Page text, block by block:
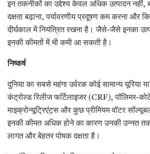
इन तकनीकों का उद्देश्य केवल अधिक उत्पादन नहीं,
दक्षता बढ़ाना, पर्यावरणीय प्रदूषण कम करना और
दीर्घकाल में नियंत्रित रखना है। जैसे-जैसे इनका
इनकी कीमतों में भी कमी आ सकती है।
निष्कर्ष
दुनिया का सबसे महंगा उर्वरक कोई सामान्य यूरिया
कंट्रोल्ड रिलीज फर्टिलाइजर (CRF), पॉलिमर-
माइक्रोन्यूट्रिएंट्स और कुछ प्रीमियम वॉटर
इनकी कीमत अधिक होने का कारण उनकी उन्नत
लागत और बेहतर पोषक दक्षता है।